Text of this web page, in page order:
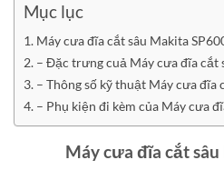
Mục lục
Máy cưa đĩa cắt sâu Makita
– Đặc trưng cuả Máy cưa đĩa cắt
– Thông số kỹ thuật Máy cưa đĩa
– Phụ kiện đi kèm của Máy cưa
Máy cưa đĩa cắt